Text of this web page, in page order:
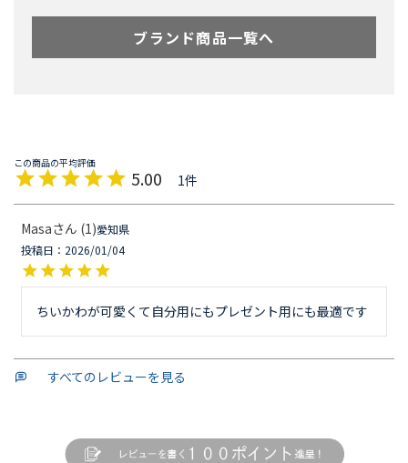
ブランド商品一覧へ
5.00 1
Masa 1 愛知県
投稿日
2026/01/04
ちいかわが可愛くて自分用にもプレゼント用にも最適です
すべてのレビューを見る